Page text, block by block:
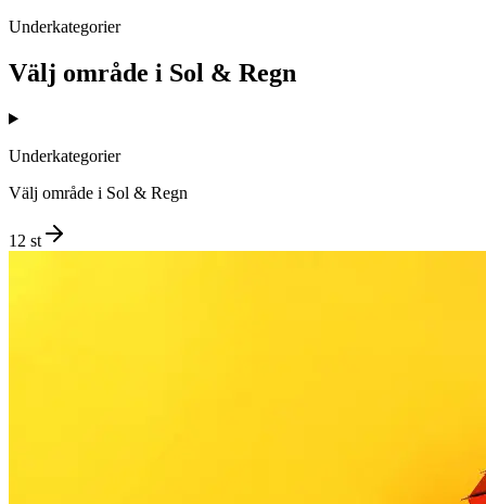
Underkategorier
Välj område i Sol & Regn
Underkategorier
Välj område i Sol & Regn
12 st